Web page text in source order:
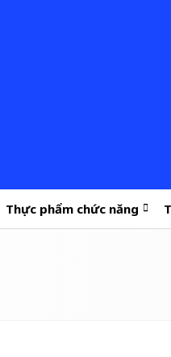
Thực phẩm chức năng